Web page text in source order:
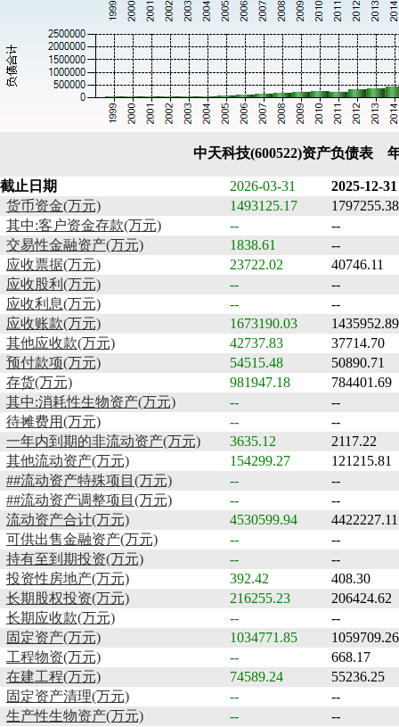
中天科技(600522)资产负债表
截止日期 2026-03-31
2025-12-31
货币资金(万元)
1493125.17
1797255.38
其中:客户资金存款(万元)
--
--
交易性金融资产(万元)
1838.61
--
应收票据(万元)
23722.02
40746.11
应收股利(万元)
--
--
应收利息(万元)
--
--
应收账款(万元)
1673190.03
1435952.89
其他应收款(万元)
42737.83
37714.70
预付款项(万元)
54515.48
50890.71
存货(万元)
981947.18
784401.69
其中:消耗性生物资产(万元)
--
--
待摊费用(万元)
--
--
一年内到期的非流动资产(万元)
3635.12
2117.22
其他流动资产(万元)
154299.27
121215.81
##流动资产特殊项目(万元)
--
--
##流动资产调整项目(万元)
--
--
流动资产合计(万元)
4530599.94
4422227.11
可供出售金融资产(万元)
--
--
持有至到期投资(万元)
--
--
投资性房地产(万元)
392.42
408.30
长期股权投资(万元)
216255.23
206424.62
长期应收款(万元)
--
--
固定资产(万元)
1034771.85
1059709.26
工程物资(万元)
--
668.17
在建工程(万元)
74589.24
55236.25
固定资产清理(万元)
--
--
生产性生物资产(万元)
--
--